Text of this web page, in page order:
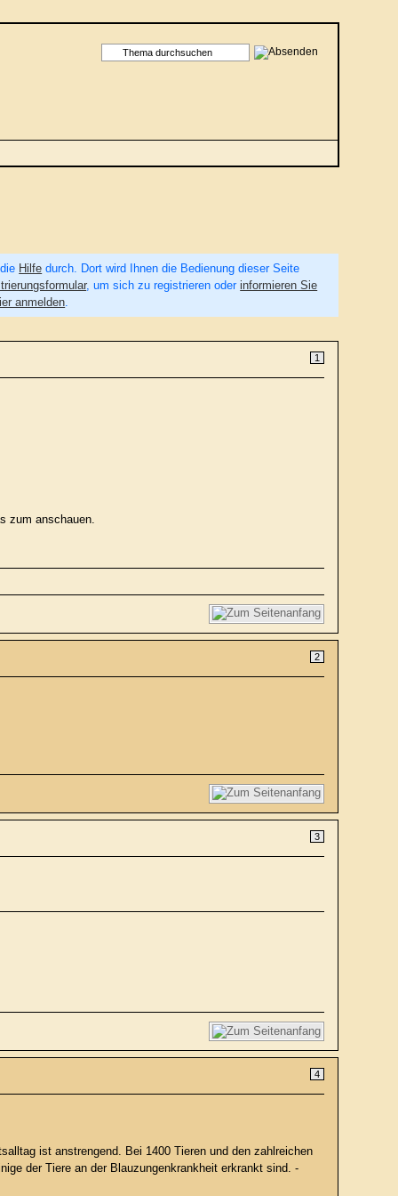
Hilfe durch. Dort wird Ihnen die Bedienung dieser Seite
, um sich zu registrieren oderinformieren Sie
anmelden.
1
zum anschauen.
2
3
4
ist anstrengend. Bei 1400 Tieren und den zahlreichen
der Tiere an der Blauzungenkrankheit erkrankt sind. -